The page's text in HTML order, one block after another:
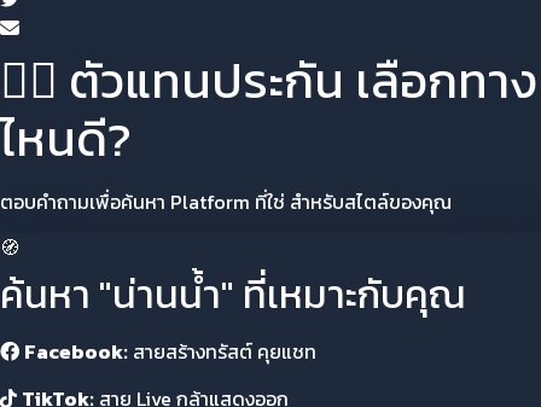
🕵️‍♂️ ตัวแทนประกัน เลือกทาง
ไหนดี?
ตอบคำถามเพื่อค้นหา Platform ที่ใช่ สำหรับสไตล์ของคุณ
🧭
ค้นหา "น่านน้ำ" ที่เหมาะกับคุณ
Facebook: สายสร้างทรัสต์ คุยแชท
TikTok: สาย Live กล้าแสดงออก